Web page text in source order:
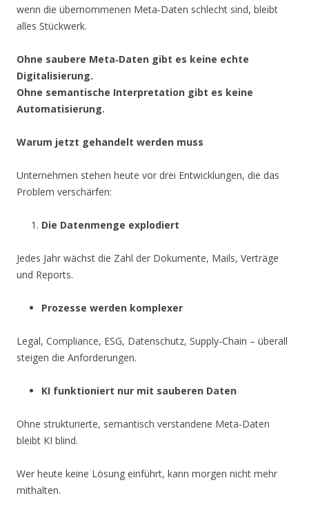
wenn die übernommenen Meta‑Daten schlecht sind, bleibt
alles Stückwerk.
Ohne saubere Meta‑Daten gibt es keine echte
Digitalisierung.
Ohne semantische Interpretation gibt es keine
Automatisierung.
Warum jetzt gehandelt werden muss
Unternehmen stehen heute vor drei Entwicklungen, die das
Problem verschärfen:
Die Datenmenge explodiert
Jedes Jahr wächst die Zahl der Dokumente, Mails, Verträge
und Reports.
Prozesse werden komplexer
Legal, Compliance, ESG, Datenschutz, Supply‑Chain – überall
steigen die Anforderungen.
KI funktioniert nur mit sauberen Daten
Ohne strukturierte, semantisch verstandene Meta‑Daten
bleibt KI blind.
Wer heute keine Lösung einführt, kann morgen nicht mehr
mithalten.